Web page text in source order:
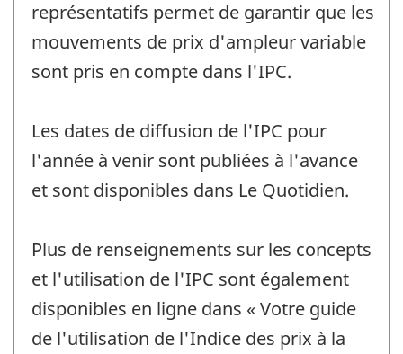
représentatifs permet de garantir que les
mouvements de prix d'ampleur variable
sont pris en compte dans l'IPC.
Les dates de diffusion de l'IPC pour
l'année à venir sont publiées à l'avance
et sont disponibles dans Le Quotidien.
Plus de renseignements sur les concepts
et l'utilisation de l'IPC sont également
disponibles en ligne dans « Votre guide
de l'utilisation de l'Indice des prix à la